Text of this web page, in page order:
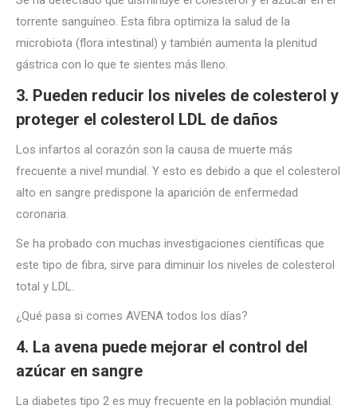
torrente sanguíneo. Esta fibra optimiza la salud de la
microbiota (flora intestinal) y también aumenta la plenitud
gástrica con lo que te sientes más lleno.
3. Pueden reducir los niveles de colesterol y
proteger el colesterol LDL de daños
Los infartos al corazón son la causa de muerte más
frecuente a nivel mundial. Y esto es debido a que el colesterol
alto en sangre predispone la aparición de enfermedad
coronaria.
Se ha probado con muchas investigaciones científicas que
este tipo de fibra, sirve para diminuir los niveles de colesterol
total y LDL.
¿Qué pasa si comes AVENA todos los días?
4. La avena puede mejorar el control del
azúcar en sangre
La diabetes tipo 2 es muy frecuente en la población mundial.